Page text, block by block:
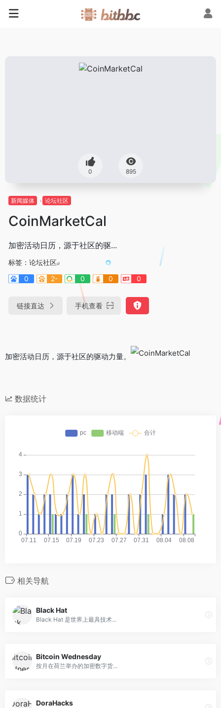
0 895
新闻媒体 论坛社区
CoinMarketCal
加密活动日历，源于社区的驱...
标签： 论坛社区
0
2- 0 0 0
链接直达 手机查看
加密活动日历，源于社区的驱动力量。
数据统计
相关导航
Black Hat
Black Hat 是世界上最具技术...
Bitcoin Wednesday
按月在荷兰举办的加密数字货...
DoraHacks